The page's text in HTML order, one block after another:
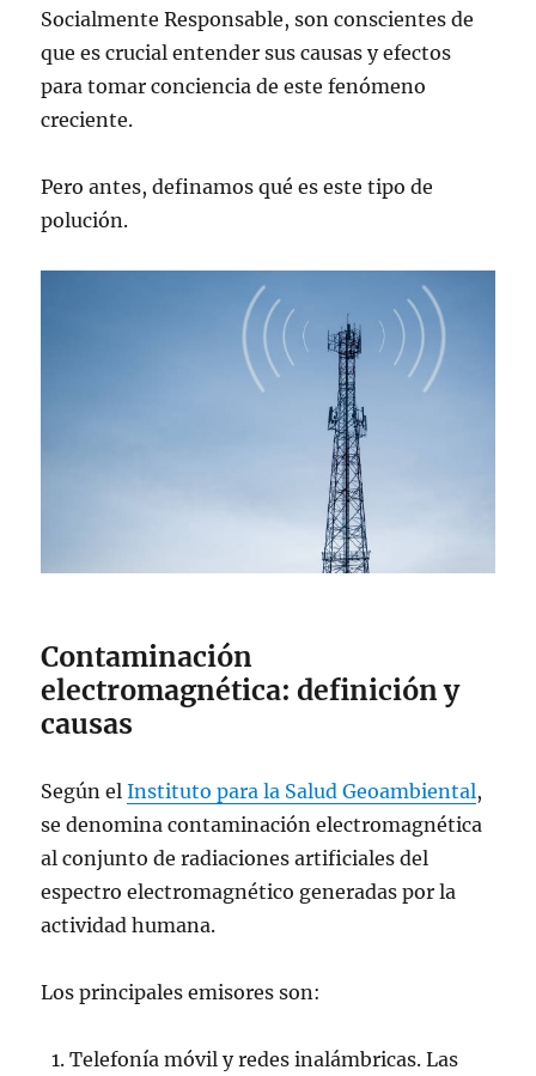
Socialmente Responsable, son conscientes de
que es crucial entender sus causas y efectos
para tomar conciencia de este fenómeno
creciente.
Pero antes, definamos qué es este tipo de
polución.
Contaminación
electromagnética: definición y
causas
Según elInstituto para la Salud Geoambiental,
se denomina contaminación electromagnética
al conjunto de radiaciones artificiales del
espectro electromagnético generadas por la
actividad humana.
Los principales emisores son:
Telefonía móvil y redes inalámbricas. Las